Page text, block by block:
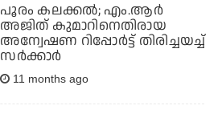
പൂരം കലക്കല്‍; എം.ആര്‍
അജിത് കുമാറിനെതിരായ
അന്വേഷണ റിപ്പോര്‍ട്ട് തിരിച്ചയച്ച്
സര്‍ക്കാര്‍
11 months ago